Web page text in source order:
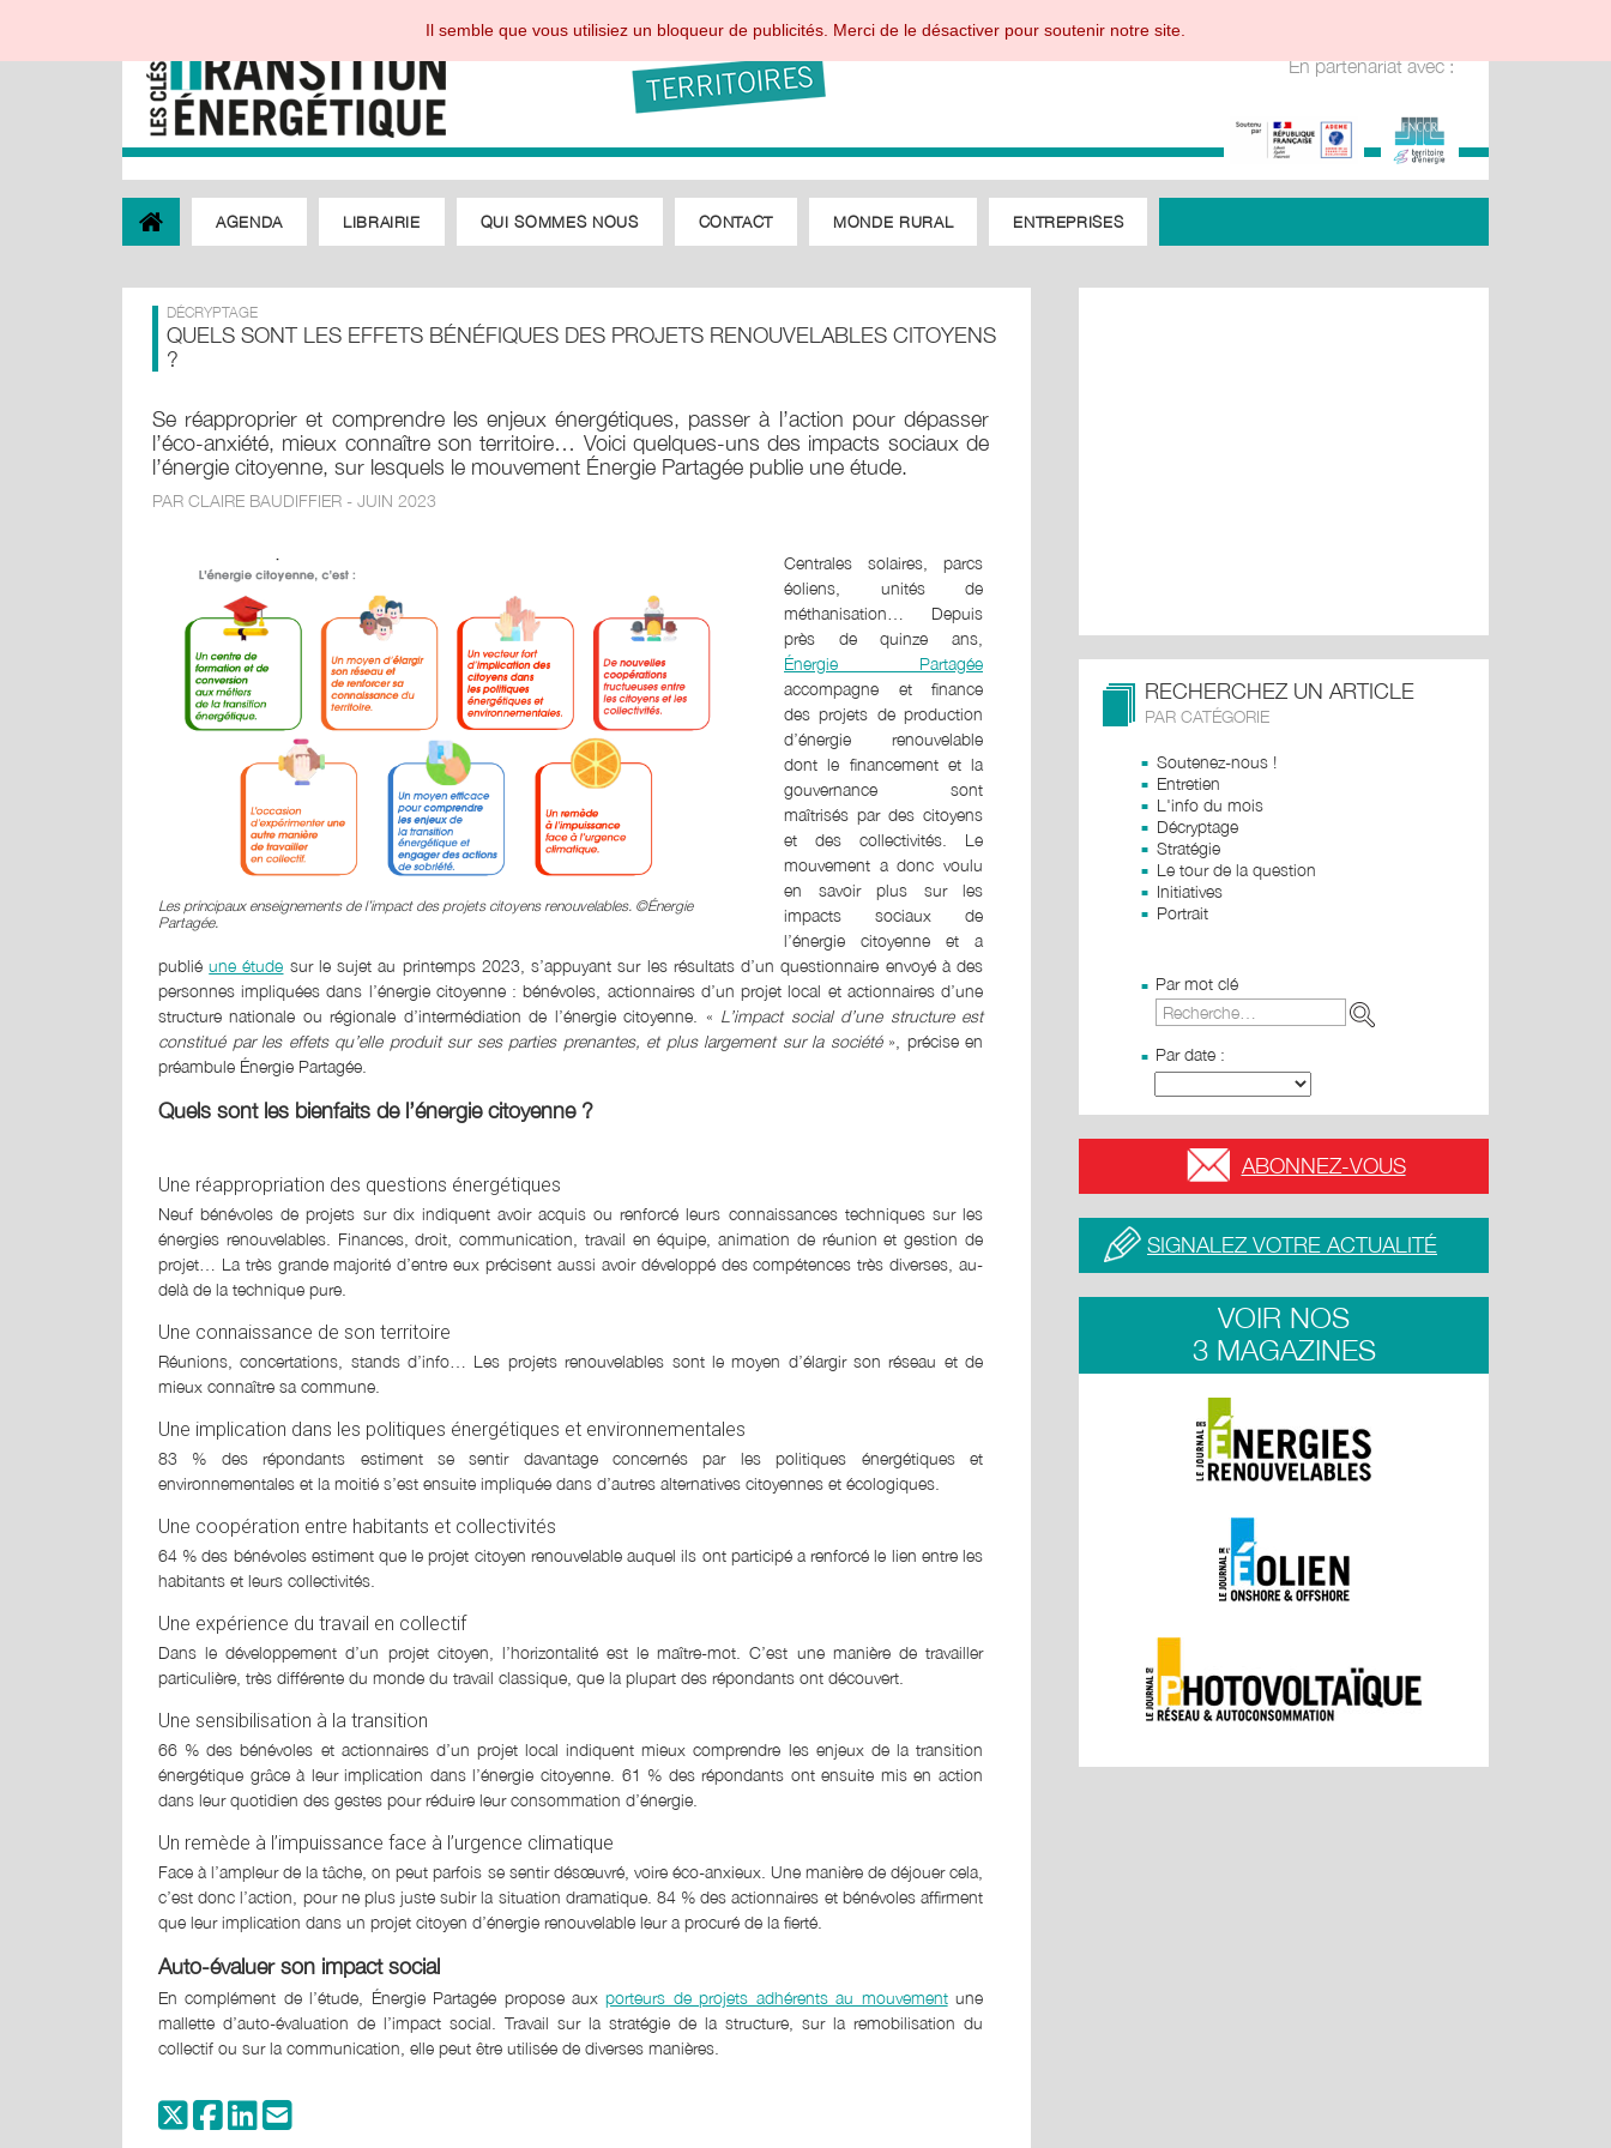
En partenariat avec :
AGENDA LIBRAIRIE QUI SOMMES NOUS CONTACT MONDE RURAL ENTREPRISES
DÉCRYPTAGE
QUELS SONT LES EFFETS BÉNÉFIQUES DES PROJETS RENOUVELABLES CITOYENS
?
Se réapproprier et comprendre les enjeux énergétiques, passer à l’action pour dépasser
l’éco-anxiété, mieux connaître son territoire… Voici quelques-uns des impacts sociaux de
l’énergie citoyenne, sur lesquels le mouvement Énergie Partagée publie une étude.
PAR CLAIRE BAUDIFFIER - JUIN 2023
Les principaux enseignements de l’impact des projets citoyens renouvelables. ©Énergie
Partagée.
Centrales solaires, parcs
éoliens, unités de
méthanisation… Depuis
près de quinze ans,
Énergie Partagée
accompagne et finance
des projets de production
d’énergie renouvelable
dont le financement et la
gouvernance sont
maîtrisés par des citoyens
et des collectivités. Le
mouvement a donc voulu
en savoir plus sur les
impacts sociaux de
l’énergie citoyenne et a
publiéune étude sur le sujet au printemps 2023, s’appuyant sur les résultats d’un questionnaire envoyé à des
personnes impliquées dans l’énergie citoyenne : bénévoles, actionnaires d’un projet local et actionnaires d’une
structure nationale ou régionale d’intermédiation de l’énergie citoyenne. « L’impact social d’une structure est
constitué par les effets qu’elle produit sur ses parties prenantes, et plus largement sur la société», précise en
préambule Énergie Partagée.
Quels sont les bienfaits de l’énergie citoyenne ?
Une réappropriation des questions énergétiques
Neuf bénévoles de projets sur dix indiquent avoir acquis ou renforcé leurs connaissances techniques sur les
énergies renouvelables. Finances, droit, communication, travail en équipe, animation de réunion et gestion de
projet… La très grande majorité d’entre eux précisent aussi avoir développé des compétences très diverses, au-
delà de la technique pure.
Une connaissance de son territoire
Réunions, concertations, stands d’info… Les projets renouvelables sont le moyen d’élargir son réseau et de
mieux connaître sa commune.
Une implication dans les politiques énergétiques et environnementales
83 % des répondants estiment se sentir davantage concernés par les politiques énergétiques et
environnementales et la moitié s’est ensuite impliquée dans d’autres alternatives citoyennes et écologiques.
Une coopération entre habitants et collectivités
64 % des bénévoles estiment que le projet citoyen renouvelable auquel ils ont participé a renforcé le lien entre les
habitants et leurs collectivités.
Une expérience du travail en collectif
Dans le développement d’un projet citoyen, l’horizontalité est le maître-mot. C’est une manière de travailler
particulière, très différente du monde du travail classique, que la plupart des répondants ont découvert.
Une sensibilisation à la transition
66 % des bénévoles et actionnaires d’un projet local indiquent mieux comprendre les enjeux de la transition
énergétique grâce à leur implication dans l’énergie citoyenne. 61 % des répondants ont ensuite mis en action
dans leur quotidien des gestes pour réduire leur consommation d’énergie.
Un remède à l’impuissance face à l’urgence climatique
Face à l’ampleur de la tâche, on peut parfois se sentir désœuvré, voire éco-anxieux. Une manière de déjouer cela,
c’est donc l’action, pour ne plus juste subir la situation dramatique. 84 % des actionnaires et bénévoles affirment
que leur implication dans un projet citoyen d’énergie renouvelable leur a procuré de la fierté.
Auto-évaluer son impact social
En complément de l’étude, Énergie Partagée propose auxporteurs de projets adhérents au mouvementune
mallette d’auto-évaluation de l’impact social. Travail sur la stratégie de la structure, sur la remobilisation du
collectif ou sur la communication, elle peut être utilisée de diverses manières.
RECHERCHEZ UN ARTICLE
PAR CATÉGORIE
Soutenez-nous !
Entretien
L'info du mois
Décryptage
Stratégie
Le tour de la question
Initiatives
Portrait
Par mot clé
Par date :
ABONNEZ-VOUS
SIGNALEZ VOTRE ACTUALITÉ
VOIR NOS
3 MAGAZINES
Il semble que vous utilisiez un bloqueur de publicités. Merci de le désactiver pour soutenir notre site.